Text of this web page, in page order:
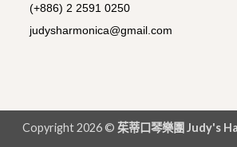
(+886) 2 2591 0250
judysharmonica@gmail.com
Copyright 2026 © 茱蒂口琴樂團 Judy's